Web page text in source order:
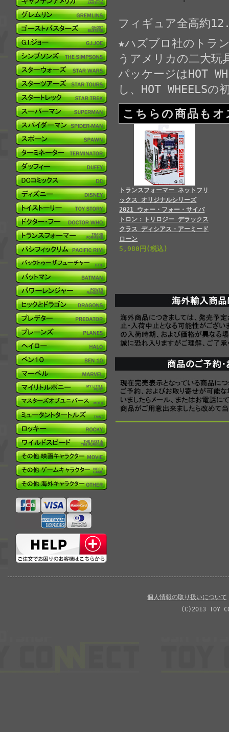
フィギュア全高約
★ハズブロ社のトラ
うアメリカの二大
パッケージはHOT
し、HOT WHEELS
こちらの商品も
トランスフォーマー ネットフリ
ックス オリジナルシリーズ
2021 ウォー・フォー・サイバ
トロン：トリロジー デラックス
クラス ディシアス・アーミード
ローン
5,980円(税込)
個人情報の取り扱いについて
(C)2013 TOY